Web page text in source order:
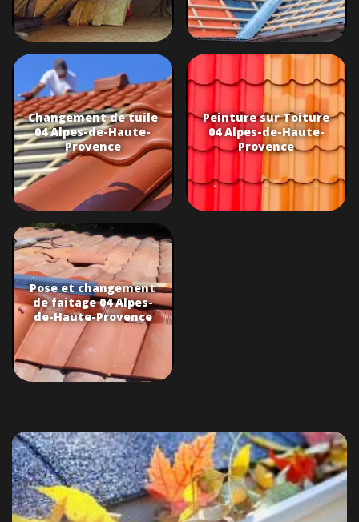
Changement de tuile
04 Alpes-de-Haute-
Provence
Peinture sur Toiture
04 Alpes-de-Haute-
Provence
Pose et changement
de faitage 04 Alpes-
de-Haute-Provence